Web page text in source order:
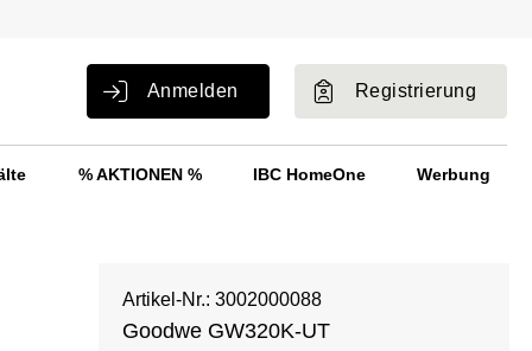
Anmelden Registrierung
% AKTIONEN % IBC HomeOne Werbung
Artikel-Nr.: 3002000088
Goodwe GW320K-UT